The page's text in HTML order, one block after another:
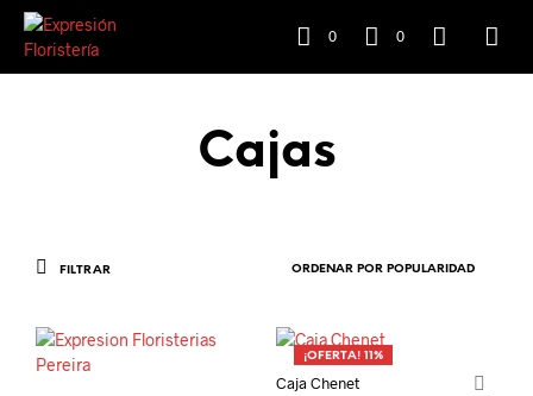
0 0
Cajas
FILTRAR
¡OFERTA! 11%
Caja Chenet